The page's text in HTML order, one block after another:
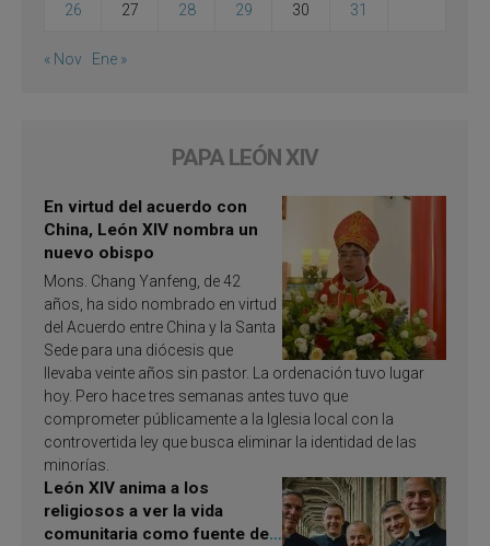
26 27 28 29 30 31
« Nov Ene »
PAPA LEÓN XIV
En virtud del acuerdo con
China, León XIV nombra un
nuevo obispo
Mons. Chang Yanfeng, de 42
años, ha sido nombrado en virtud
del Acuerdo entre China y la Santa
Sede para una diócesis que
llevaba veinte años sin pastor. La ordenación tuvo lugar
hoy. Pero hace tres semanas antes tuvo que
comprometer públicamente a la Iglesia local con la
controvertida ley que busca eliminar la identidad de las
minorías.
León XIV anima a los
religiosos a ver la vida
comunitaria como fuente de